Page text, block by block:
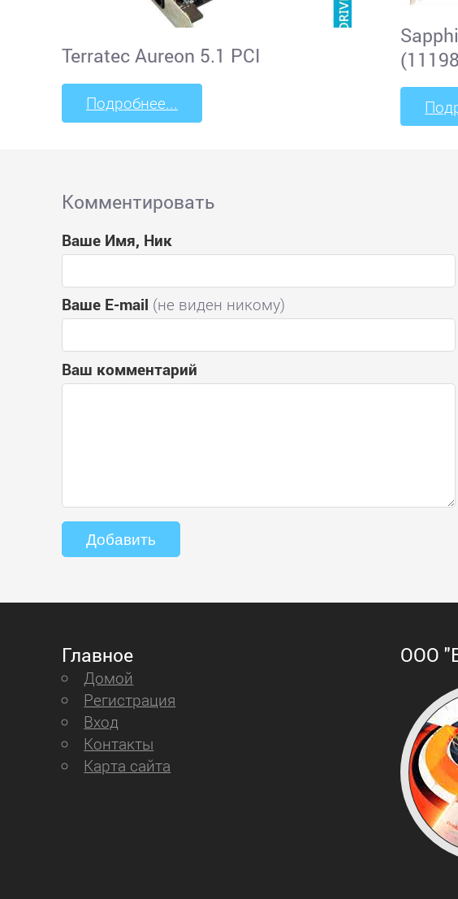
Terratec Aureon 5.1 PCI
Подробнее...
Комментировать
Ваше Имя, Ник
Ваше E-mail (не виден никому)
Ваш комментарий
Главное
Домой
Регистрация
Вход
Контакты
Карта сайта
ООО